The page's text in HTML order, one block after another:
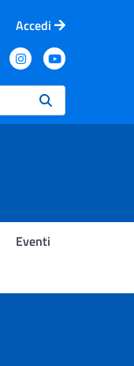
Accedi
Eventi